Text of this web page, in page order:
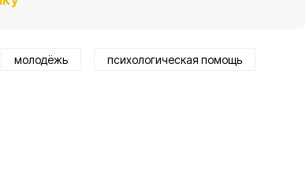
молодёжь психологическая помощь